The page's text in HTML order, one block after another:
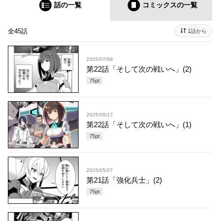
話の一覧 コミックスの一覧
全45話 1話から
2025/07/08
第22話「そして次の戦いへ」(2)
75pt
2025/06/17
第22話「そして次の戦いへ」(1)
75pt
2025/05/27
第21話「強化兵士」(2)
75pt